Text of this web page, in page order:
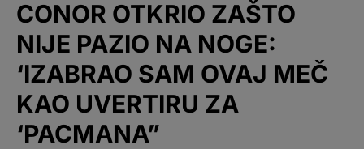
CONOR OTKRIO ZAŠTO
NIJE PAZIO NA NOGE:
‘IZABRAO SAM OVAJ MEČ
KAO UVERTIRU ZA
‘PACMANA”